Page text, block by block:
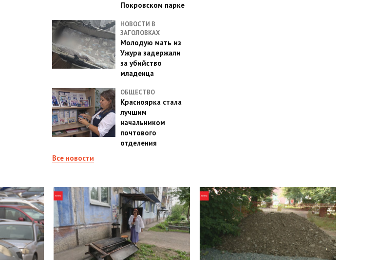
Покровском парке
НОВОСТИ В
ЗАГОЛОВКАХ
Молодую мать из
Ужура задержали
за убийство
младенца
ОБЩЕСТВО
Красноярка стала
лучшим
начальником
почтового
отделения
Все новости